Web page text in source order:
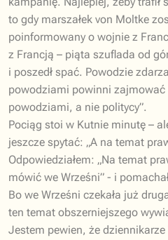
to gdy marszałek von Moltke
poinformowany o wojnie z
z Francją – piąta szuflada od
i poszedł spać. Powodzie
powodziami powinni
powodziami, a nie politycy”.
Pociąg stoi w Kutnie minutę –
jeszcze spytać: „A na temat
Odpowiedziałem: „Na temat
mówić we Wrześni” - i
Bo we Wrześni czekała już
ten temat obszerniejszego
Jestem pewien, że